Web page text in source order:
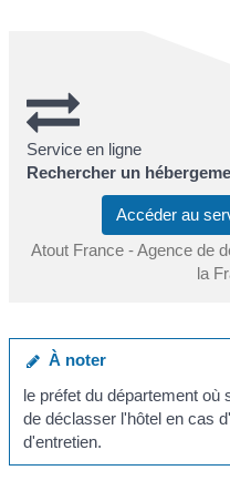
Service en ligne
Rechercher un
Accéder au
Atout France - Agence de
la
À noter
le préfet du département où
de déclasser l'hôtel en cas
d'entretien.